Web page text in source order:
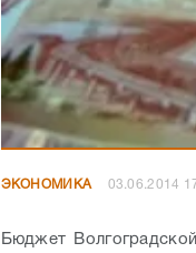
ЭКОНОМИКА 03.06.2014
Бюджет